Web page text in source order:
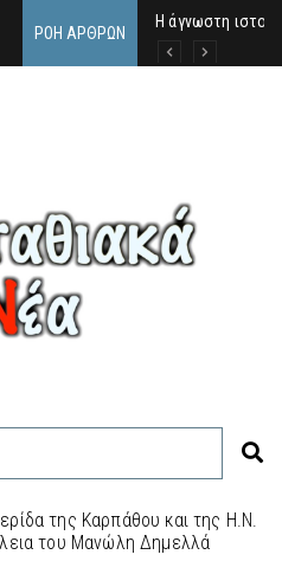
ΡΟΉ ΆΡΘΡΩΝ
Η άγνωστη
Νέος
Σύγκληση
της Καρπάθου και της Η.Ν.
του Μανώλη Δημελλά